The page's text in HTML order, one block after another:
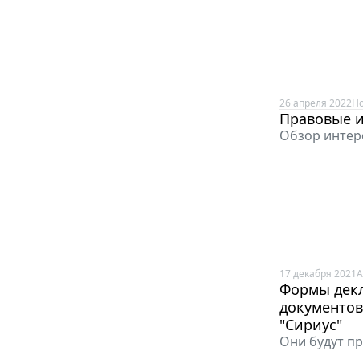
26 апреля 2022
Правовые
Обзор
17 декабря 2021
Формы
"Сириус"
Они будут